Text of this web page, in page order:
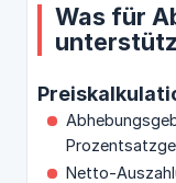
Was für
Netto-